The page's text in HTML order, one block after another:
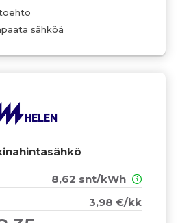
sähköä
8,62 snt/kWh
3,98 €/kk